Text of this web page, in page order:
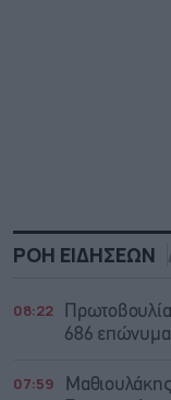
ΡΟΗ ΕΙΔΗΣΕΩΝ
08:22
686 επώνυμα
07:59